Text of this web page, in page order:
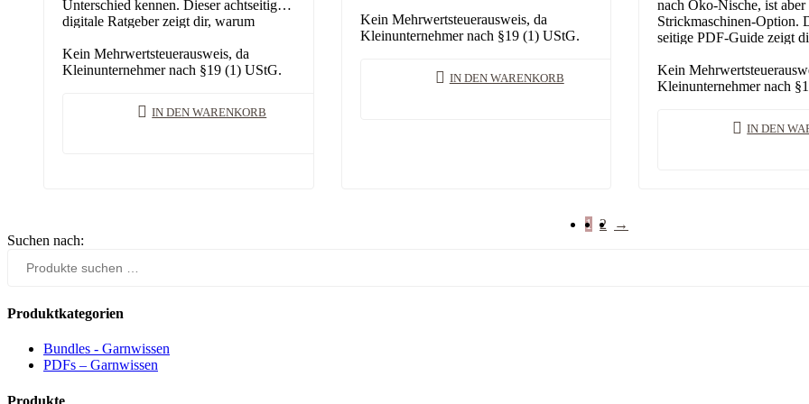
Unterschied kennen. Dieser achtseitige
digitale Ratgeber zeigt dir, warum
Wahl sind, welcher…
Kein Mehrwertsteuerausweis, da
Kleinunternehmer nach §19 (1) UStG.
IN DEN WARENKORB
Faser macht, warum dein Strickstück…
Kein Mehrwertsteuerausweis, da
Kleinunternehmer nach §19 (1) UStG.
IN DEN WARENKORB
nach Öko-Nische, ist aber
Strickmaschinen-Option.
seitige PDF-Guide zeigt
funktionieren, welche nur
Mischungen taugen und…
Kein
Kleinunternehmer nach
IN DEN
1 2
→
Suchen nach:
Produktkategorien
Bundles - Garnwissen
PDFs – Garnwissen
Produkte